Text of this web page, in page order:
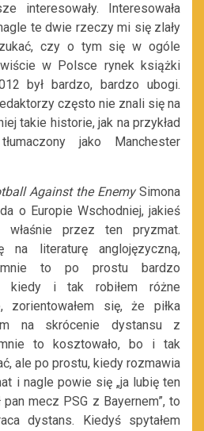
interesowały. Interesowała
te dwie rzeczy mi się zlały
czy o tym się w ogóle
w Polsce rynek książki
był bardzo, bardzo ubogi.
często nie znali się na
takie historie, jak na przykład
jako Manchester
Against the EnemySimona
o Europie Wschodniej, jakieś
właśnie przez ten pryzmat.
na literaturę anglojęzyczną,
to po prostu bardzo
kiedy i tak robiłem różne
zorientowałem się, że piłka
na skrócenie dystansu z
to kosztowało, bo i tak
ale po prostu, kiedy rozmawia
i nagle powie się „ja lubię ten
pan mecz PSG z Bayernem”, to
dystans. Kiedyś spytałem